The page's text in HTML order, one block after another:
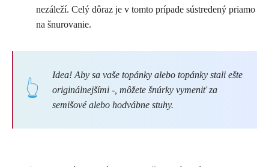
nezáleží. Celý dôraz je v tomto prípade sústredený priamo
na šnurovanie.
Idea! Aby sa vaše topánky alebo topánky stali ešte
originálnejšími - , môžete šnúrky vymeniť za
semišové alebo hodvábne stuhy.